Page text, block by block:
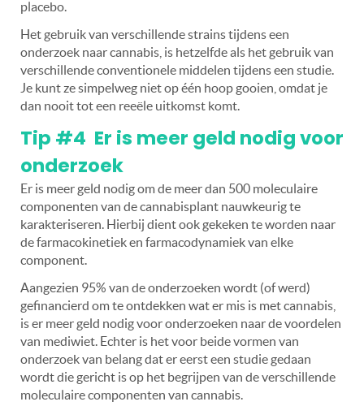
placebo.
Het gebruik van verschillende strains tijdens een
onderzoek naar cannabis, is hetzelfde als het gebruik van
verschillende conventionele middelen tijdens een studie.
Je kunt ze simpelweg niet op één hoop gooien, omdat je
dan nooit tot een reeële uitkomst komt.
Tip #4 Er is meer geld nodig voor
onderzoek
Er is meer geld nodig om de meer dan 500 moleculaire
componenten van de cannabisplant nauwkeurig te
karakteriseren. Hierbij dient ook gekeken te worden naar
de farmacokinetiek en farmacodynamiek van elke
component.
Aangezien 95% van de onderzoeken wordt (of werd)
gefinancierd om te ontdekken wat er mis is met cannabis,
is er meer geld nodig voor onderzoeken naar de voordelen
van mediwiet. Echter is het voor beide vormen van
onderzoek van belang dat er eerst een studie gedaan
wordt die gericht is op het begrijpen van de verschillende
moleculaire componenten van cannabis.